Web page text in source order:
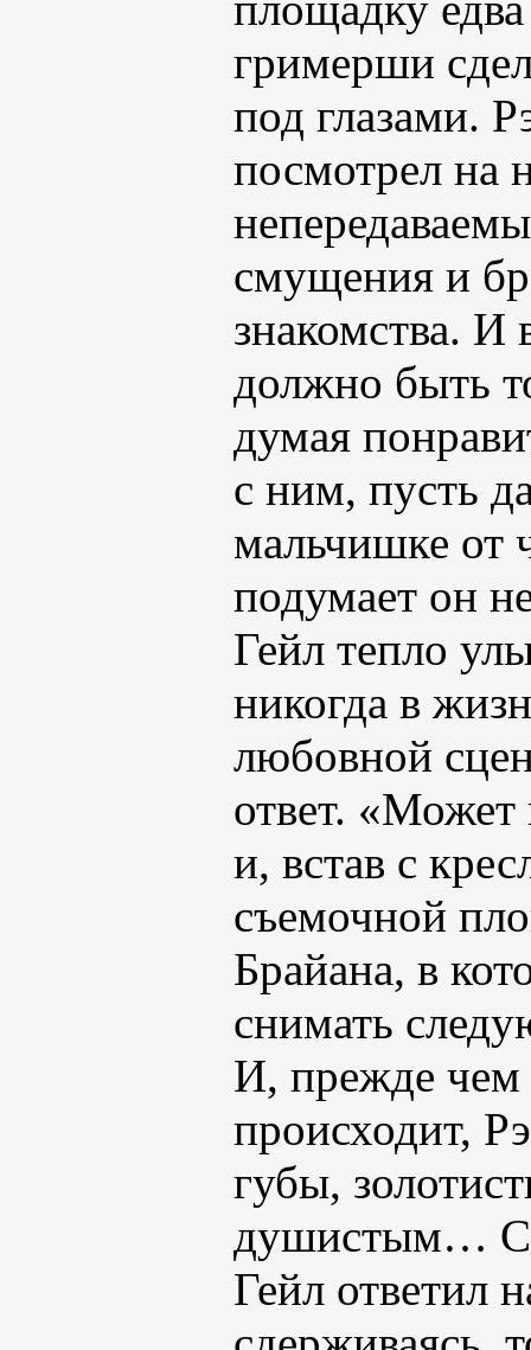
гримерши
под глазами.
посмотрел на
смущения и
знакомства. И
должно быть
думая
с ним, пусть
мальчишке от
подумает он
Гейл тепло
никогда в
любовной
ответ.
и, встав с
съемочной
Брайана, в
снимать
И, прежде чем
происходит,
губы,
душистым…
Гейл ответил